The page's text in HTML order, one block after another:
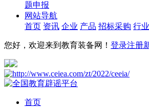
题申报
网站导航
首页 资讯 企业 产品 招标采购 行
您好，欢迎来到教育装备网！ 登录注册
首页